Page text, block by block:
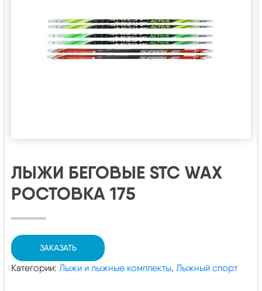
ЛЫЖИ БЕГОВЫЕ STC WAX
РОСТОВКА 175
ЗАКАЗАТЬ
Категории: Лыжи и лыжные комплекты, Лыжный спорт